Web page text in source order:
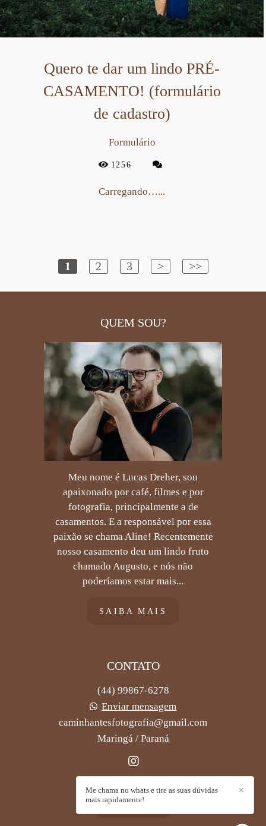
Quero te dar um lindo PRÉ-
CASAMENTO! (formulário
de cadastro)
Formulário
1256
Carregando…...
1 2 3 > >>
QUEM SOU?
Meu nome é Lucas Dreher, sou
apaixonado por café, filmes e por
fotografia, principalmente a de
casamentos. E a responsável por essa
paixão se chama Aline! Recentemente
nosso casamento deu um lindo fruto
chamado Augusto, e nós não
poderíamos estar mais...
SAIBA MAIS
CONTATO
(44) 99867-6278
Enviar mensagem
caminhantesfotografia@gmail.com
Maringá / Paraná
CONTATO
✕
Me chama no whats e tire as suas dúvidas
mais rapidamente!